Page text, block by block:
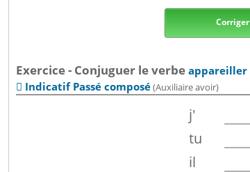
Corriger
Exercice - Conjuguer le verbeappareiller
 Indicatif Passé composé(Auxiliaire avoir)
j'
tu
il